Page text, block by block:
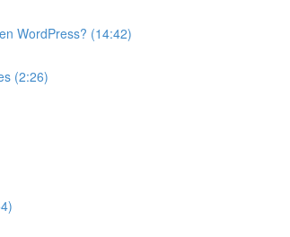
WordPress? (14:42)
(2:26)